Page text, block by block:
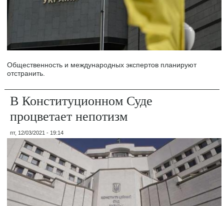
Общественность и международных экспертов планируют
отстранить.
В Конституционном Суде
процветает непотизм
пт, 12/03/2021 - 19:14